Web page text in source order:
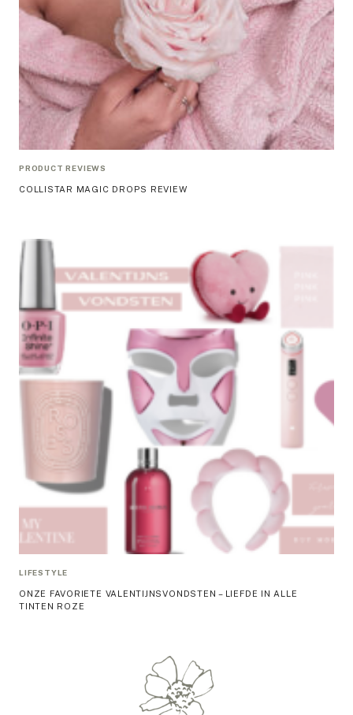
PRODUCT REVIEWS
COLLISTAR MAGIC DROPS REVIEW
LIFESTYLE
ONZE FAVORIETE VALENTIJNSVONDSTEN – LIEFDE IN ALLE
TINTEN ROZE